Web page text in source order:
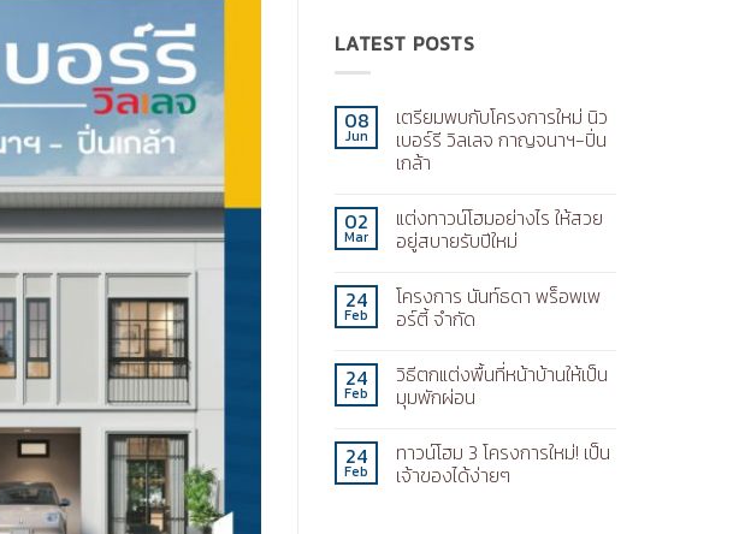
LATEST POSTS
08
Jun
เตรียมพบกับโครงการใหม่ นิว
เบอร์รี วิลเลจ กาญจนาฯ-ปิ่น
เกล้า
Comments
on
เตรียม
พบ
โครงการ
ใหม่
นิ
ว
วิลเลจ
กาญจนาฯ-
ปิ่น
02
Mar
แต่งทาวน์โฮมอย่างไร ให้สวย
อยู่สบายรับปีใหม่
Comments
on
แต่ง
ทาวน์
อย่างไร
ให้
สวย
อยู่
ปี
ใหม่
24
Feb
โครงการ นันท์ธดา พร็อพเพ
อร์ตี้ จำกัด
Comments
on
โครงการ
นันท์
เพ
อร์
ตี้
24
Feb
วิธีตกแต่งพื้นที่หน้าบ้านให้เป็น
มุมพักผ่อน
Comments
on
วิธี
ตกแต่ง
24
Feb
ทาวน์โฮม 3 โครงการใหม่! เป็น
เจ้าของได้ง่ายๆ